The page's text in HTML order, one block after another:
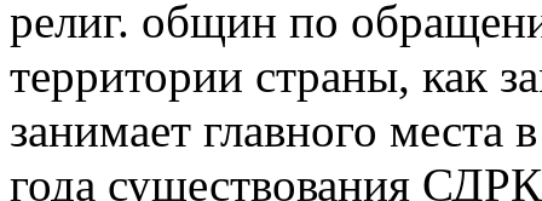
религ. общин по
территории страны, как
занимает главного места
года существования